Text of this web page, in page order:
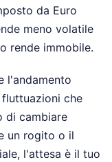
da Euro
meno volatile
rende immobile.
l'andamento
che
di cambiare
un rogito o il
l'attesa è il tuo